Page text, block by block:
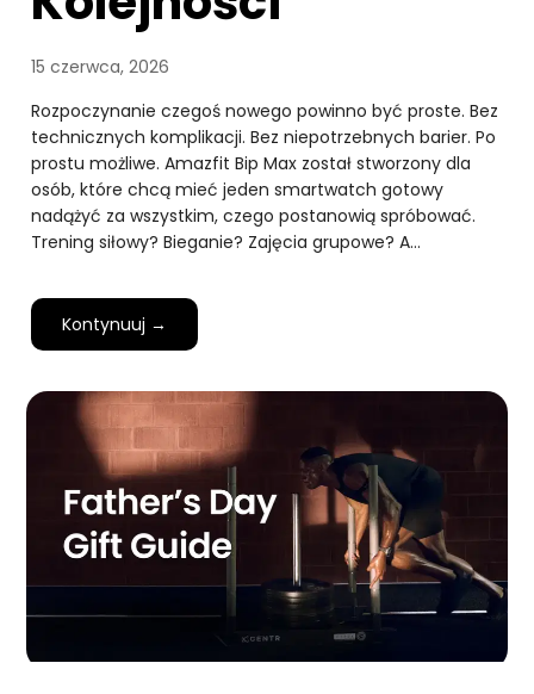
15 czerwca, 2026
Rozpoczynanie czegoś nowego powinno być proste. Bez
technicznych komplikacji. Bez niepotrzebnych barier. Po
prostu możliwe. Amazfit Bip Max został stworzony dla
osób, które chcą mieć jeden smartwatch gotowy
nadążyć za wszystkim, czego postanowią spróbować.
Trening siłowy? Bieganie? Zajęcia grupowe? A…
Kontynuuj →